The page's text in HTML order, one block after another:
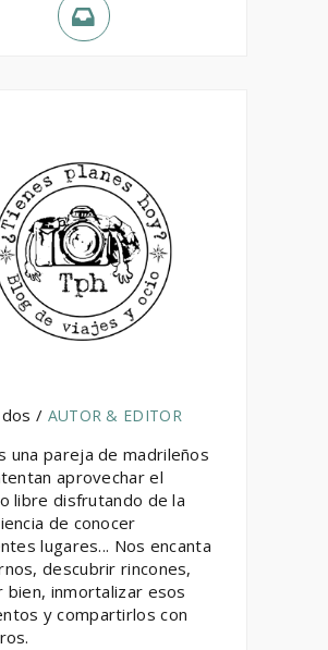
/ AUTOR & EDITOR
una pareja de madrileños
aprovechar el
libre disfrutando de la
de conocer
lugares... Nos encanta
descubrir rincones,
bien, inmortalizar esos
y compartirlos con